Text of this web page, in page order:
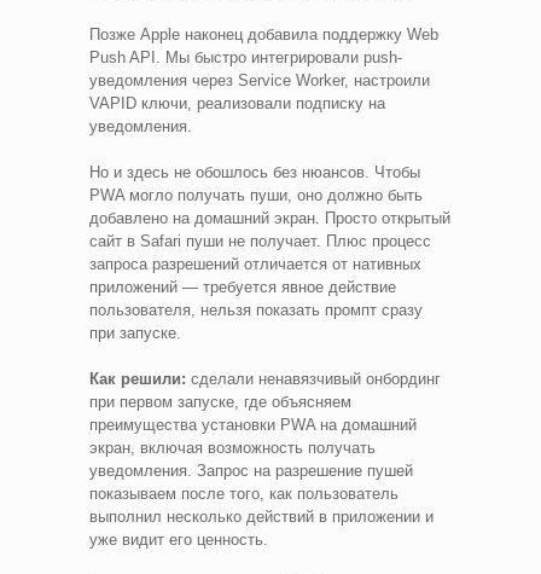
Позже Apple наконец добавила поддержку Web
Push API. Мы быстро интегрировали push-
уведомления через Service Worker, настроили
VAPID ключи, реализовали подписку на
уведомления.
Но и здесь не обошлось без нюансов. Чтобы
PWA могло получать пуши, оно должно быть
добавлено на домашний экран. Просто открытый
сайт в Safari пуши не получает. Плюс процесс
запроса разрешений отличается от нативных
приложений — требуется явное действие
пользователя, нельзя показать промпт сразу
при запуске.
Как решили: сделали ненавязчивый онбординг
при первом запуске, где объясняем
преимущества установки PWA на домашний
экран, включая возможность получать
уведомления. Запрос на разрешение пушей
показываем после того, как пользователь
выполнил несколько действий в приложении и
уже видит его ценность.